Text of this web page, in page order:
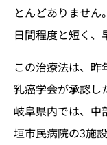
とんどありませ
日間程度と短く、
この治療法は、
乳癌学会が承認し
岐阜県内では、中
垣市民病院の3施